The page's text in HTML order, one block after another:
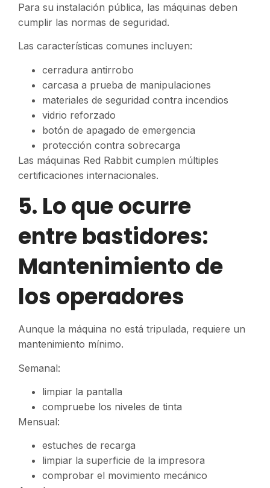
Para su instalación pública, las máquinas deben
cumplir las normas de seguridad.
Las características comunes incluyen:
cerradura antirrobo
carcasa a prueba de manipulaciones
materiales de seguridad contra incendios
vidrio reforzado
botón de apagado de emergencia
protección contra sobrecarga
Las máquinas Red Rabbit cumplen múltiples
certificaciones internacionales.
5. Lo que ocurre
entre bastidores:
Mantenimiento de
los operadores
Aunque la máquina no está tripulada, requiere un
mantenimiento mínimo.
Semanal:
limpiar la pantalla
compruebe los niveles de tinta
Mensual:
estuches de recarga
limpiar la superficie de la impresora
comprobar el movimiento mecánico